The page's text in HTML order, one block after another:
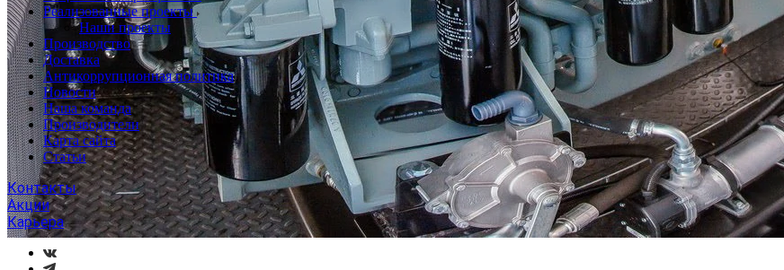
Реализованные проекты
Наши проекты
Производство
Доставка
Антикоррупционная политика
Новости
Наша команда
Производители
Карта сайта
Статьи
Контакты
Акции
Карьера